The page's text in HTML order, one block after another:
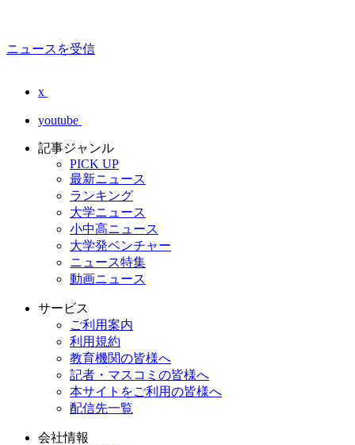
ニュースを受信
x
youtube
記事ジャンル
PICK UP
最新ニュース
ランキング
大学ニュース
小中高ニュース
大学発ベンチャー
ニュース特集
動画ニュース
サービス
ご利用案内
利用規約
教育機関の皆様へ
記者・マスコミの皆様へ
本サイトをご利用の皆様へ
配信先一覧
会社情報